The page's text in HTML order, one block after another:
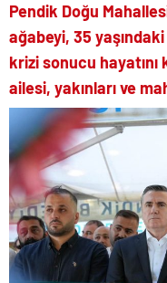
Pendik Doğu
ağabeyi, 35
krizi sonucu
ailesi, yakınları ve